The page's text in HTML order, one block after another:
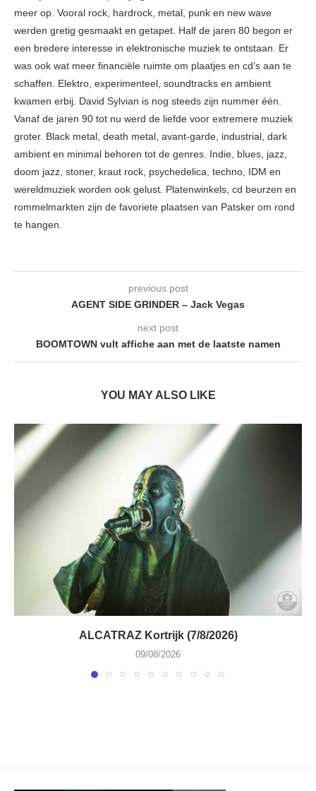
meer op. Vooral rock, hardrock, metal, punk en new wave
werden gretig gesmaakt en getapet. Half de jaren 80 begon er
een bredere interesse in elektronische muziek te ontstaan. Er
was ook wat meer financiële ruimte om plaatjes en cd’s aan te
schaffen. Elektro, experimenteel, soundtracks en ambient
kwamen erbij. David Sylvian is nog steeds zijn nummer één.
Vanaf de jaren 90 tot nu werd de liefde voor extremere muziek
groter. Black metal, death metal, avant-garde, industrial, dark
ambient en minimal behoren tot de genres. Indie, blues, jazz,
doom jazz, stoner, kraut rock, psychedelica, techno, IDM en
wereldmuziek worden ook gelust. Platenwinkels, cd beurzen en
rommelmarkten zijn de favoriete plaatsen van Patsker om rond
te hangen.
previous post
AGENT SIDE GRINDER – Jack Vegas
next post
BOOMTOWN vult affiche aan met de laatste namen
YOU MAY ALSO LIKE
ALCATRAZ Kortrijk (7/8/2026)
09/08/2026